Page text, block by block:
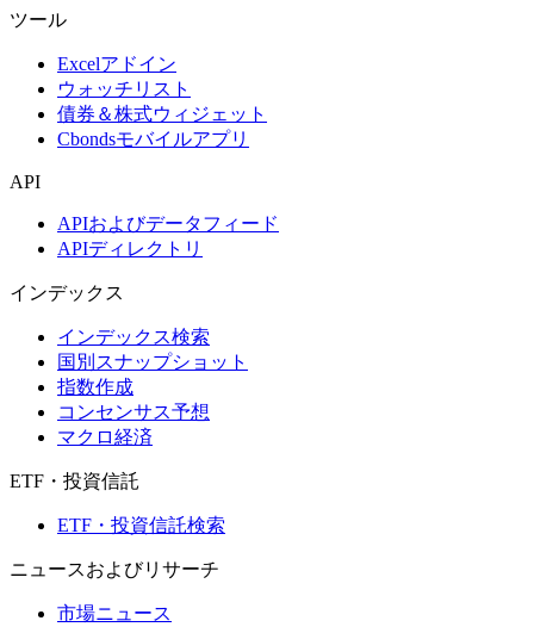
ツール
Excelアドイン
ウォッチリスト
債券＆株式ウィジェット
Cbondsモバイルアプリ
API
APIおよびデータフィード
APIディレクトリ
インデックス
インデックス検索
国別スナップショット
指数作成
コンセンサス予想
マクロ経済
ETF・投資信託
ETF・投資信託検索
ニュースおよびリサーチ
市場ニュース